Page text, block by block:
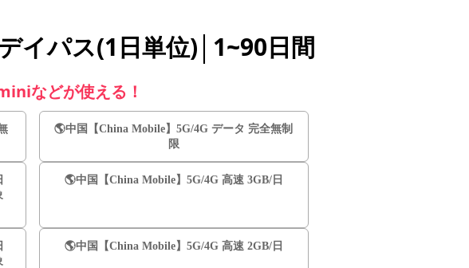
イパス(1日単位)│1~90日間
などが使える！
🌎️中国【China Mobile】5G/4G データ 完全無制
限
🌎️中国【China Mobile】5G/4G 高速 3GB/日
🌎️中国【China Mobile】5G/4G 高速 2GB/日